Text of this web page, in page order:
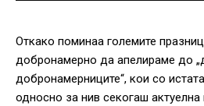
Откако поминаа големите
добронамерно да апелираме до
добронамерниците“, кои со
односно за нив секогаш актуелна